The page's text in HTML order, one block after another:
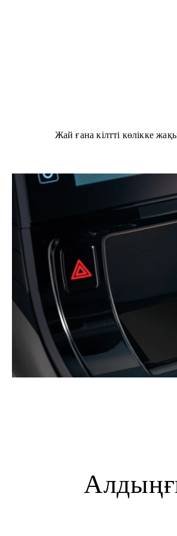
Жай ғана кілтті көлікке